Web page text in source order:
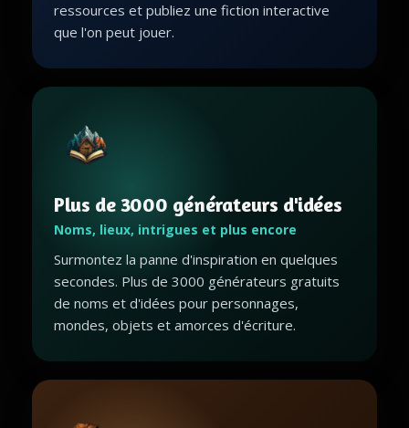
ressources et publiez une fiction interactive
que l'on peut jouer.
Plus de 3000 générateurs d'idées
Noms, lieux, intrigues et plus encore
Surmontez la panne d'inspiration en quelques
secondes. Plus de 3000 générateurs gratuits
de noms et d'idées pour personnages,
mondes, objets et amorces d'écriture.